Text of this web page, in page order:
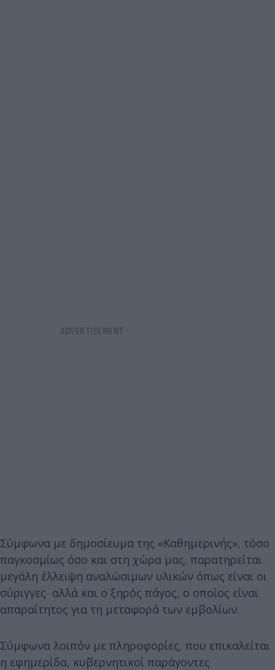
Σύμφωνα με δημοσίευμα της «Καθημερινής», τόσο
παγκοσμίως όσο και στη χώρα μας, παρατηρείται
μεγάλη έλλειψη αναλώσιμων υλικών όπως είναι οι
σύριγγες αλλά και ο ξηρός πάγος, ο οποίος είναι
απαραίτητος για τη μεταφορά των εμβολίων.
Σύμφωνα λοιπόν με πληροφορίες, που επικαλείται
η εφημερίδα, κυβερνητικοί παράγοντες